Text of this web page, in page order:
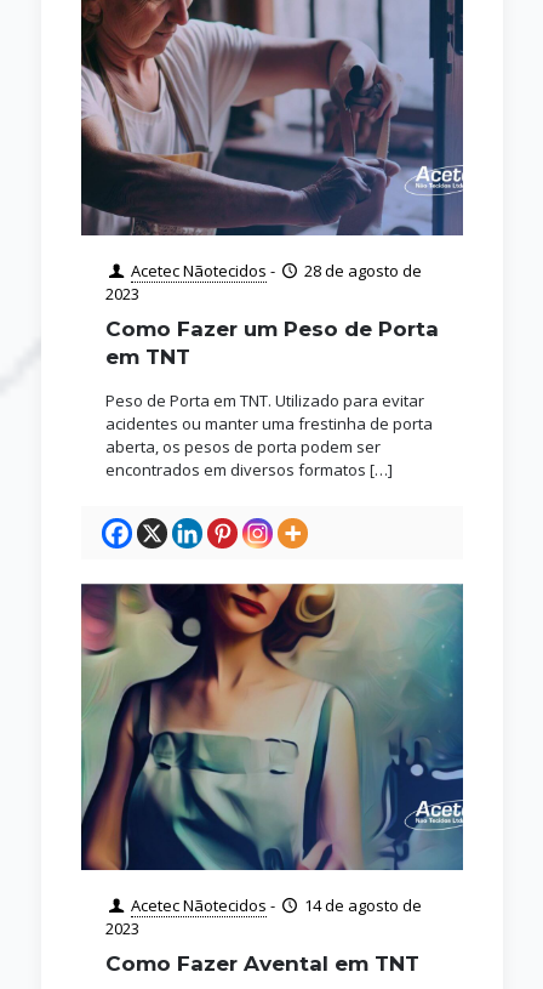
Acetec Nãotecidos -
28 de agosto de
2023
Como Fazer um Peso de Porta
em TNT
Peso de Porta em TNT. Utilizado para evitar
acidentes ou manter uma frestinha de porta
aberta, os pesos de porta podem ser
encontrados em diversos formatos […]
Acetec Nãotecidos -
14 de agosto de
2023
Como Fazer Avental em TNT